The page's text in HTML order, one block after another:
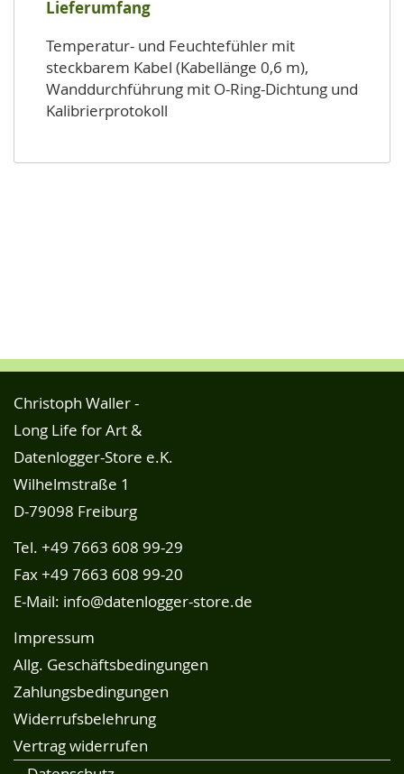
Lieferumfang
Temperatur- und Feuchtefühler mit
steckbarem Kabel (Kabellänge 0,6 m),
Wanddurchführung mit O-Ring-Dichtung und
Kalibrierprotokoll
Christoph Waller -
Long Life for Art &
Datenlogger-Store e.K.
Wilhelmstraße 1
D-79098 Freiburg
Tel. +49 7663 608 99-29
Fax +49 7663 608 99-20
E-Mail: info@datenlogger-store.de
Impressum
Allg. Geschäftsbedingungen
Zahlungsbedingungen
Widerrufsbelehrung
Vertrag widerrufen